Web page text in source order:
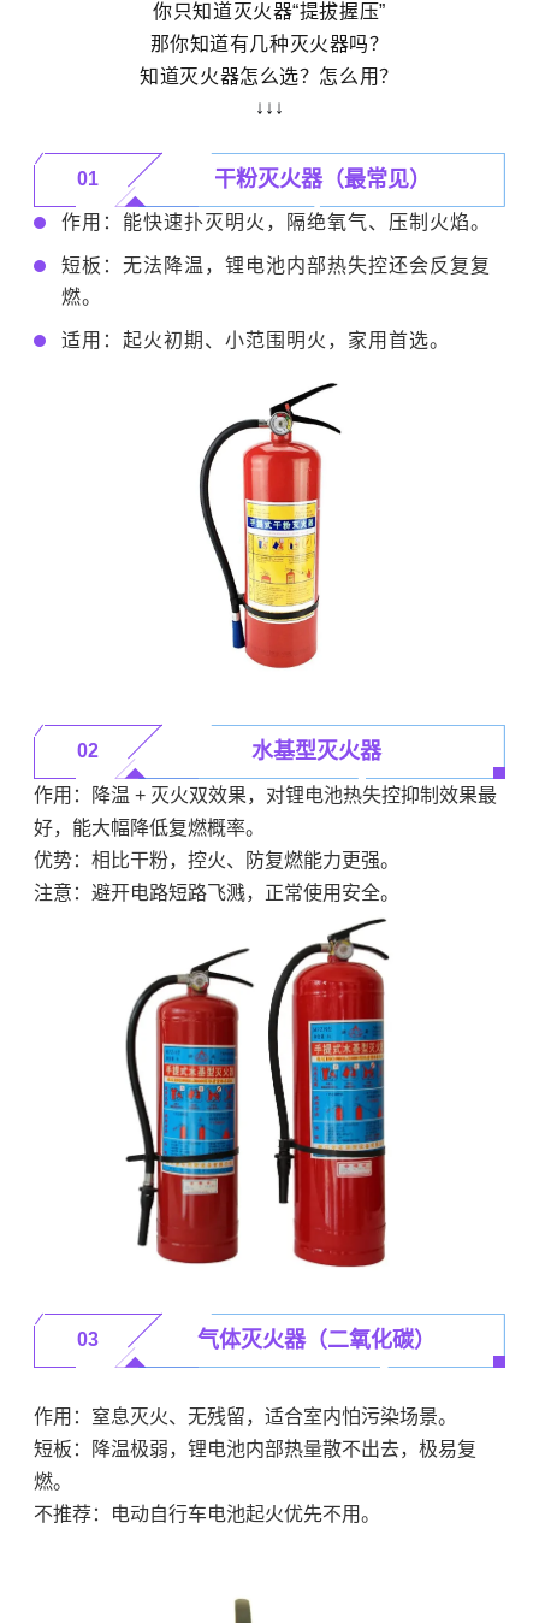
你只知道灭火器“提拔握压”
那你知道有几种灭火器吗？
知道灭火器怎么选？怎么用？
↓↓↓
01 干粉灭火器（最常见）
作用：能快速扑灭明火，隔绝氧气、压制火焰。
短板：无法降温，锂电池内部热失控还会反复复
燃。
适用：起火初期、小范围明火，家用首选。
02 水基型灭火器
作用：降温 + 灭火双效果，对锂电池热失控抑制效果最
好，能大幅降低复燃概率。
优势：相比干粉，控火、防复燃能力更强。
注意：避开电路短路飞溅，正常使用安全。
03 气体灭火器（二氧化碳）
作用：窒息灭火、无残留，适合室内怕污染场景。
短板：降温极弱，锂电池内部热量散不出去，极易复
燃。
不推荐：电动自行车电池起火优先不用。